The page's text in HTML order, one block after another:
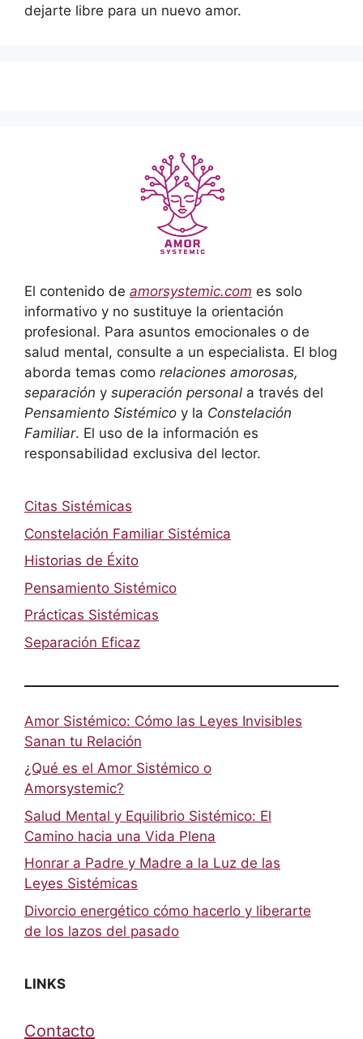
dejarte libre para un nuevo amor.
El contenido de amorsystemic.com es solo
informativo y no sustituye la orientación
profesional. Para asuntos emocionales o de
salud mental, consulte a un especialista. El blog
aborda temas como relaciones amorosas,
separación y superación personal a través del
Pensamiento Sistémico y la Constelación
Familiar. El uso de la información es
responsabilidad exclusiva del lector.
Citas Sistémicas
Constelación Familiar Sistémica
Historias de Éxito
Pensamiento Sistémico
Prácticas Sistémicas
Separación Eficaz
Amor Sistémico: Cómo las Leyes Invisibles
Sanan tu Relación
¿Qué es el Amor Sistémico o
Amorsystemic?
Salud Mental y Equilibrio Sistémico: El
Camino hacia una Vida Plena
Honrar a Padre y Madre a la Luz de las
Leyes Sistémicas
Divorcio energético cómo hacerlo y liberarte
de los lazos del pasado
LINKS
Contacto